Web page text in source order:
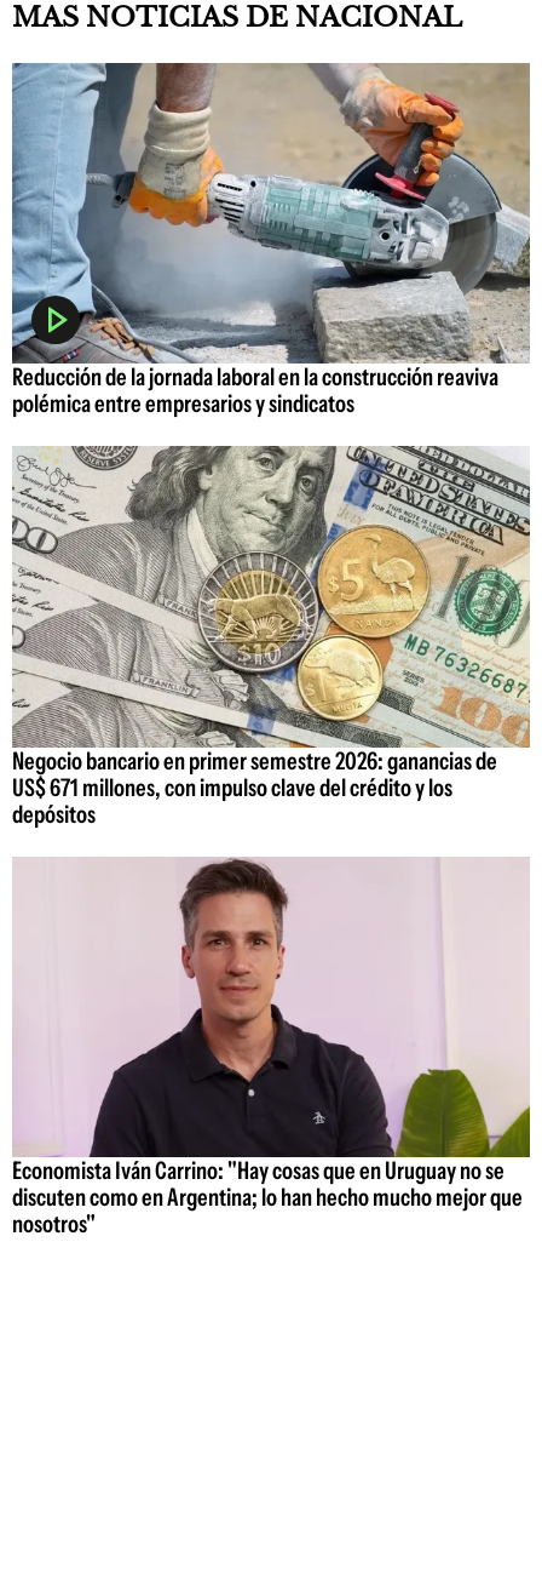
MAS NOTICIAS DE NACIONAL
Reducción de la jornada laboral en la construcción reaviva
polémica entre empresarios y sindicatos
Negocio bancario en primer semestre 2026: ganancias de
US$ 671 millones, con impulso clave del crédito y los
depósitos
Economista Iván Carrino: "Hay cosas que en Uruguay no se
discuten como en Argentina; lo han hecho mucho mejor que
nosotros"